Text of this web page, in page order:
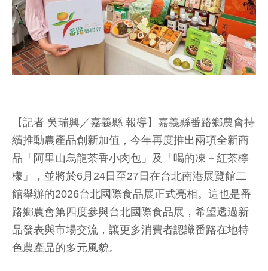
【記者 吳瑞興／嘉義縣 報導】嘉義縣番路鄉農會持
續推動農產品創新加值，今年再度推出兩項全新商
品「阿里山烏龍茶香小肉包」及「喝的凍－紅茶檸
檬」，並將於6月24日至27日在台北南港展覽館二
館舉辦的2026台北國際食品展正式亮相。這也是番
路鄉農會第四度參與台北國際食品展，希望透過新
品發表與市場交流，讓更多消費者認識番路在地特
色農產品的多元風貌。